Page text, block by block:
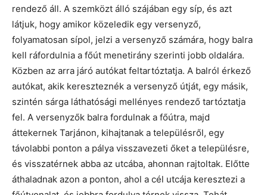
rendező áll. A szemközt álló szájában egy síp, és azt
látjuk, hogy amikor közeledik egy versenyző,
folyamatosan sípol, jelzi a versenyző számára, hogy balra
kell ráfordulnia a főút menetirány szerinti jobb oldalára.
Közben az arra járó autókat feltartóztatja. A balról érkező
autókat, akik kereszteznék a versenyző útját, egy másik,
szintén sárga láthatósági mellényes rendező tartóztatja
fel. A versenyzők balra fordulnak a főútra, majd
áttekernek Tarjánon, kihajtanak a településről, egy
távolabbi ponton a pálya visszavezeti őket a településre,
és visszatérnek abba az utcába, ahonnan rajtoltak. Előtte
áthaladnak azon a ponton, ahol a cél utcája keresztezi a